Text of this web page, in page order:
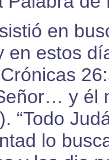
en
estos
y él
“Todo
lo